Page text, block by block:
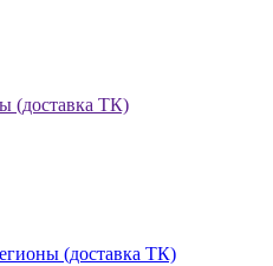
(доставка ТК)
(доставка ТК)